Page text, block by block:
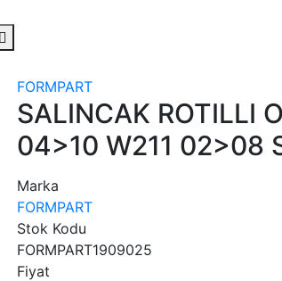
FORMPART
SALINCAK ROTILLI
04>10 W211 02>08
Marka
FORMPART
Stok Kodu
FORMPART1909025
Fiyat